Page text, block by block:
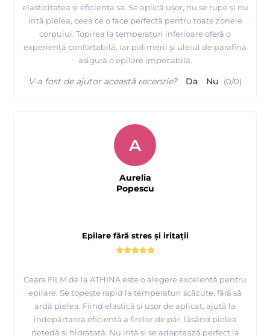
Tutorial epilare Brate cu Ceara FILM elastica Aurie -
ATHINA Premium Formula
ATHINA Premium Formula
elasticitatea și eficiența sa. Se aplică ușor, nu se rupe și nu
irită pielea, ceea ce o face perfectă pentru toate zonele
corpului. Topirea la temperaturi inferioare oferă o
experiență confortabilă, iar polimerii și uleiul de parafină
asigură o epilare impecabilă.
V-a fost de ajutor această recenzie? Da Nu (0/0)
Epilare fără stres și iritații
Ceara FILM de la ATHINA este o alegere excelentă pentru
epilare. Se topește rapid la temperaturi scăzute, fără să
ardă pielea. Fiind elastică și ușor de aplicat, ajută la
îndepărtarea eficientă a firelor de păr, lăsând pielea
netedă și hidratată. Nu irită și se adaptează perfect la
A
Aurelia
Popescu